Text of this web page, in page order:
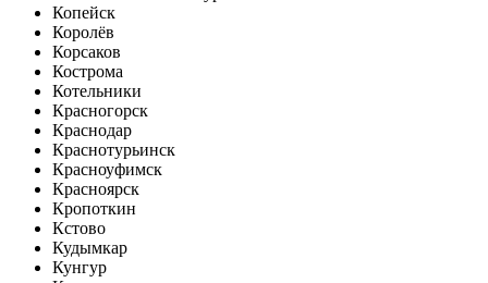
Копейск
Королёв
Корсаков
Кострома
Котельники
Красногорск
Краснодар
Краснотурьинск
Красноуфимск
Красноярск
Кропоткин
Кстово
Кудымкар
Кунгур